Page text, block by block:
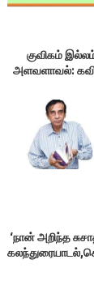
குவிகம்
அளவளாவல்:
‘நான் அறிந்த